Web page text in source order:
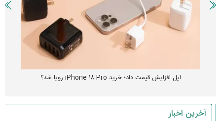
انتشار نخستین تصاویر شیائومی میکس فولد ۵ + جزئیات
آخرین اخبار